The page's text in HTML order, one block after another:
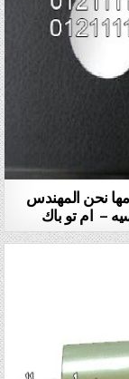
نحن المهندس
– ام تو باك